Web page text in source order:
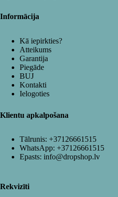
Informācija
Kā iepirkties?
Atteikums
Garantija
Piegāde
BUJ
Kontakti
Ielogoties
Klientu apkalpošana
Tālrunis: +37126661515
WhatsApp: +37126661515
Epasts: info@dropshop.lv
Rekvizīti